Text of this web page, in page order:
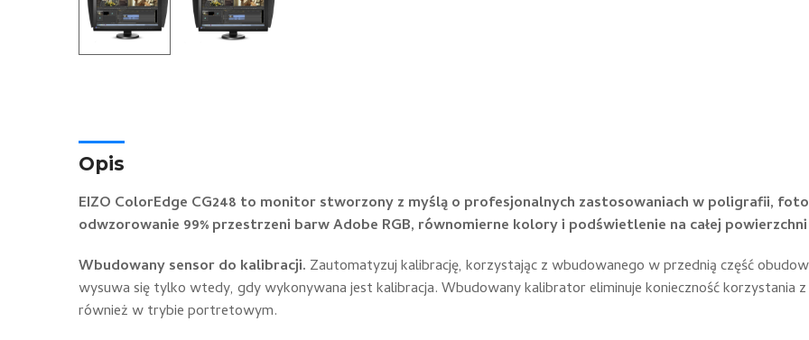
Opis
EIZO ColorEdge CG248 to monitor stworzony z myślą o profesjonalnych zastosowaniach w poligrafii,
odwzorowanie 99% przestrzeni barw Adobe RGB, równomierne kolory i podświetlenie na całej
Wbudowany sensor do kalibracji. Zautomatyzuj kalibrację, korzystając z wbudowanego w przednią część
wysuwa się tylko wtedy, gdy wykonywana jest kalibracja. Wbudowany kalibrator eliminuje konieczność korzystania
również w trybie portretowym.